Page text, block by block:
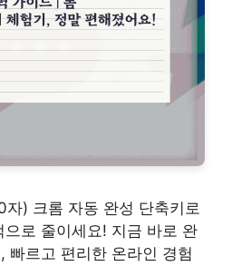
) 크롬 자동 완성 단축키로
로 줄이세요! 지금 바로 완
빠르고 편리한 온라인 경험